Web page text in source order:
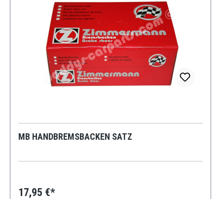
MB HANDBREMSBACKEN SATZ
17,95 €*